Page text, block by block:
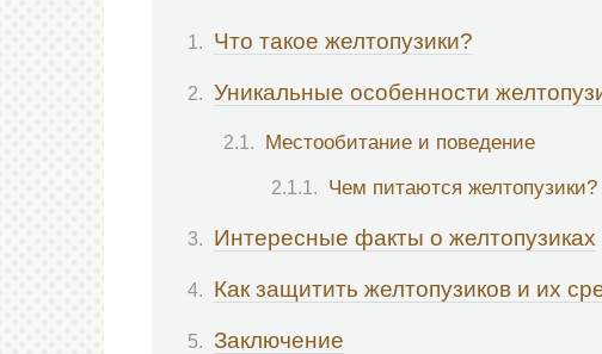
Что такое желтопузики?
Уникальные особенности
Местообитание и поведение
Чем питаются желтопузики?
Интересные факты о желтопузиках
Как защитить желтопузиков и их
Заключение